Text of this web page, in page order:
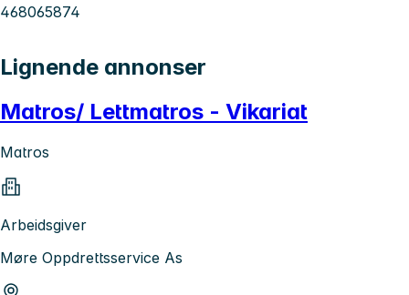
468065874
Lignende annonser
Matros/ Lettmatros - Vikariat
Matros
Arbeidsgiver
Møre Oppdrettsservice As